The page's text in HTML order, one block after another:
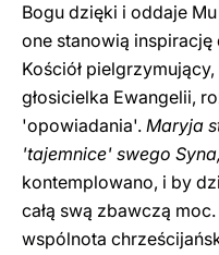
Bogu dzięki i oddaje
one stanowią
Kościół
głosicielka Ewangelii,
'opowiadania'. Maryja
'tajemnice' swego Syna,
kontemplowano, i by
całą swą zbawczą
wspólnota